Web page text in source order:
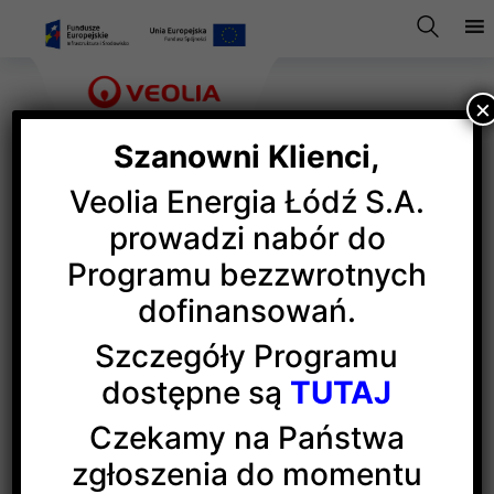
Projekty
z dofinansowaniem
Veolia Energia Łódź złożyła do NFOŚiGW wnioski
o dofinansowanie dla projektów modernizacji sieci
ciepłowniczej z realizacją w l. 2017-2020
Veolia Energia Łódź złożyła do Narodowego
Szanowni Klienci,
Veolia Energia Łódź S.A.
prowadzi nabór do
Programu bezzwrotnych
dofinansowań.
Szczegóły Programu
dostępne są TUTAJ
Czekamy na Państwa
zgłoszenia do momentu
×